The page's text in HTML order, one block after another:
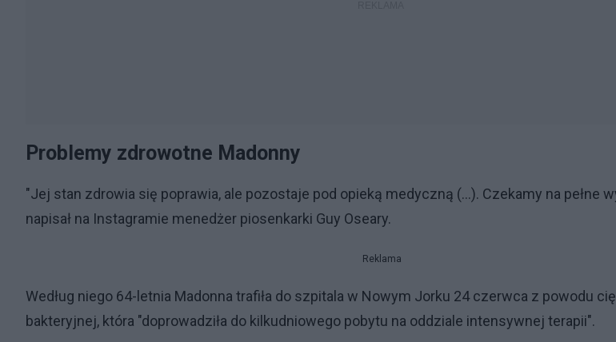
Problemy zdrowotne Madonny
"Jej stan zdrowia się poprawia, ale pozostaje pod opieką medyczną (...). Czekamy na pełne
napisał na Instagramie menedżer piosenkarki Guy Oseary.
Reklama
Według niego 64-letnia Madonna trafiła do szpitala w Nowym Jorku 24 czerwca z powodu
bakteryjnej, która "doprowadziła do kilkudniowego pobytu na oddziale intensywnej terapii".